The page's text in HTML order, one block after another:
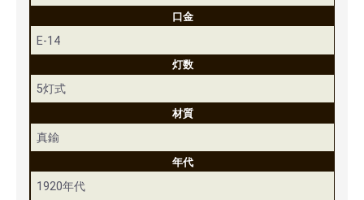
口金
E-14
灯数
5灯式
材質
真鍮
年代
1920年代